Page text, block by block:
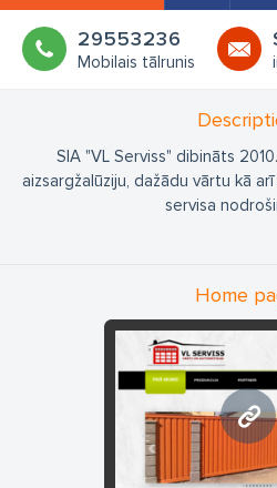
29553236
Mobilais tālrunis
SIA "VL Serviss" dibināts
aizsargžalūziju, dažādu vārtu kā
servisa
Home